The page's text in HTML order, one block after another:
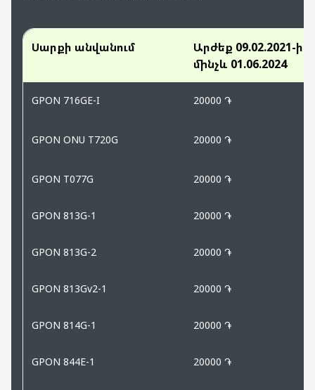
Unity Super SIM քարտեր
ներառումները սպառելուց հետո
Սարքի անվանում
Արժեք 09.02.2021-ից
մինչև 01.06.2024
GPON 716GE-I 20000 ֏
GPON ONU T720G 20000 ֏
GPON T077G 20000 ֏
GPON 813G-1 20000 ֏
GPON 813G-2 20000 ֏
GPON 813Gv2-1 20000 ֏
GPON 814G-1 20000 ֏
GPON 844E-1 20000 ֏